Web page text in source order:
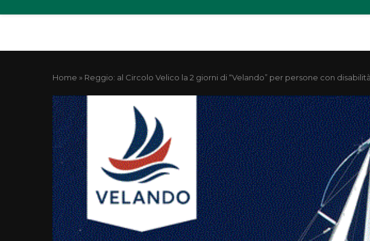
Home » Reggio: al Circolo Velico la 2 giorni di “Velando” per persone con disabilità